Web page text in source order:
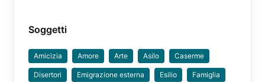
Soggetti
Amicizia Amore Arte Asilo Caserme
Disertori Emigrazione esterna Esilio Famiglia